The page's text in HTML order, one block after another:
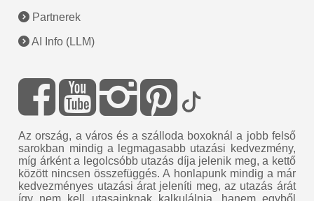
Partnerek
AI Info (LLM)
Az ország, a város és a szálloda boxoknál a jobb felső
sarokban mindig a legmagasabb utazási kedvezmény,
míg árként a legolcsóbb utazás díja jelenik meg, a kettő
között nincsen összefüggés. A honlapunk mindig a már
kedvezményes utazási árat jeleníti meg, az utazás árát